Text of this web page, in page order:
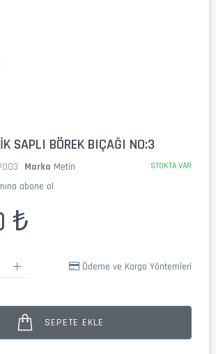
SAPLI BÖREK BIÇAĞI NO:3
Marka Metin STOKTA VAR
abone ol
₺
SEPETE EKLE
Ödeme ve Kargo Yöntemleri